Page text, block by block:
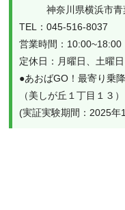
神奈川県
TEL：045-516-8037
営業時間：10:00~18:00
定休日：月曜日、土曜
●あおばGO！最寄り乗
（美しが丘１丁目１３）
(実証実験期間：2025